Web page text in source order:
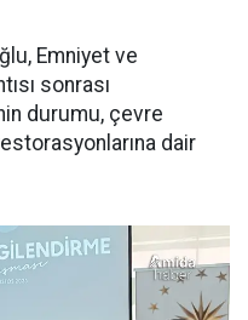
Emniyet ve
sonrası
durumu, çevre
dair